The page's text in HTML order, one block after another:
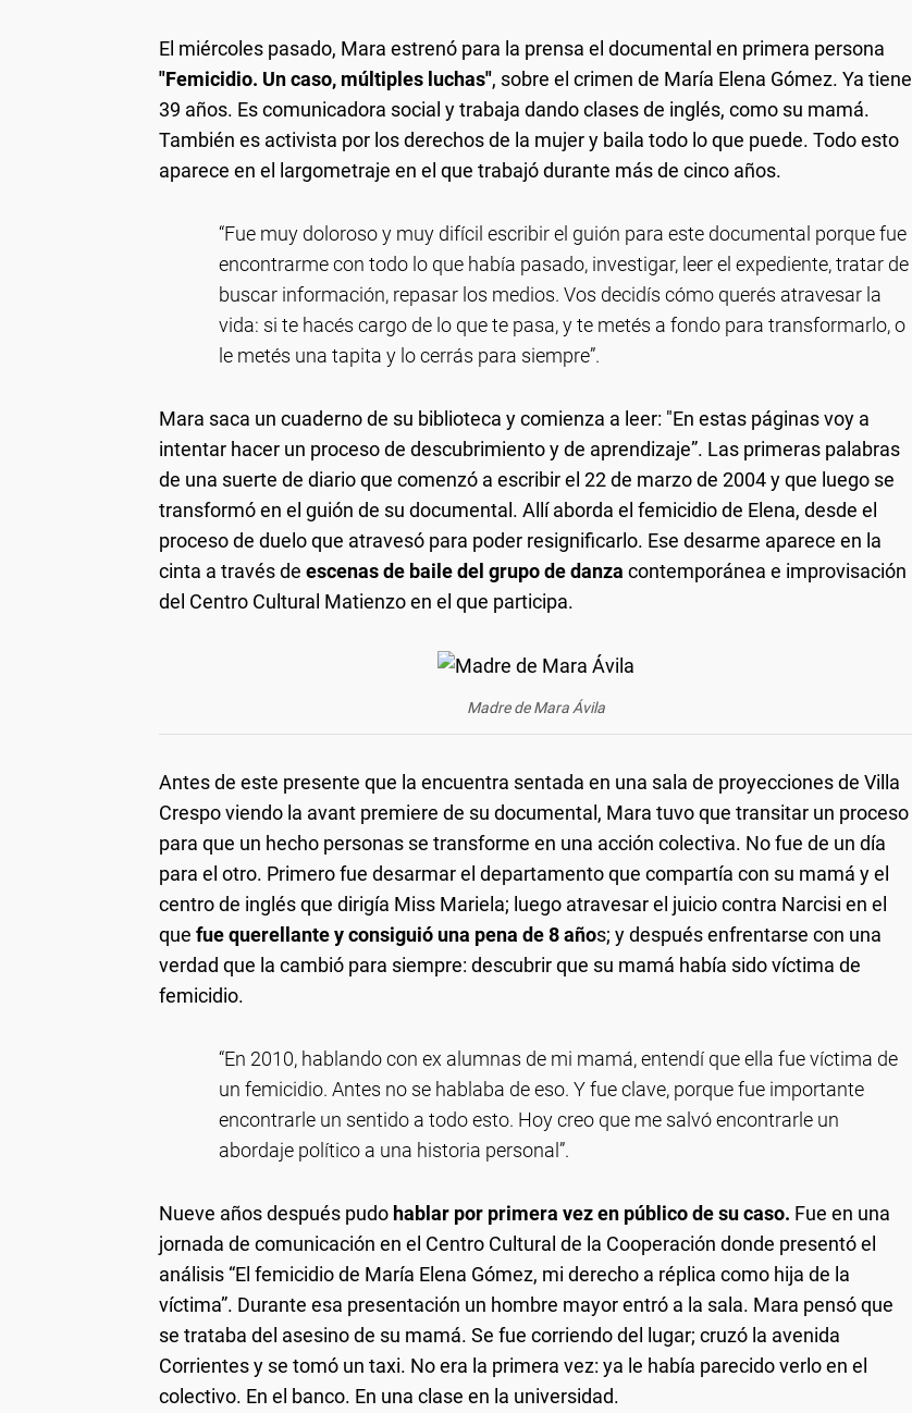
El miércoles pasado, Mara estrenó para la prensa el documental en primera persona
"Femicidio. Un caso, múltiples luchas", sobre el crimen de María Elena Gómez. Ya tiene
39 años. Es comunicadora social y trabaja dando clases de inglés, como su mamá.
También es activista por los derechos de la mujer y baila todo lo que puede. Todo esto
aparece en el largometraje en el que trabajó durante más de cinco años.
“Fue muy doloroso y muy difícil escribir el guión para este documental porque fue
encontrarme con todo lo que había pasado, investigar, leer el expediente, tratar de
buscar información, repasar los medios. Vos decidís cómo querés atravesar la
vida: si te hacés cargo de lo que te pasa, y te metés a fondo para transformarlo, o
le metés una tapita y lo cerrás para siempre”.
Mara saca un cuaderno de su biblioteca y comienza a leer: "En estas páginas voy a
intentar hacer un proceso de descubrimiento y de aprendizaje”. Las primeras palabras
de una suerte de diario que comenzó a escribir el 22 de marzo de 2004 y que luego se
transformó en el guión de su documental. Allí aborda el femicidio de Elena, desde el
proceso de duelo que atravesó para poder resignificarlo. Ese desarme aparece en la
cinta a través de escenas de baile del grupo de danza contemporánea e improvisación
del Centro Cultural Matienzo en el que participa.
Madre de Mara Ávila
Antes de este presente que la encuentra sentada en una sala de proyecciones de Villa
Crespo viendo la avant premiere de su documental, Mara tuvo que transitar un proceso
para que un hecho personas se transforme en una acción colectiva. No fue de un día
para el otro. Primero fue desarmar el departamento que compartía con su mamá y el
centro de inglés que dirigía Miss Mariela; luego atravesar el juicio contra Narcisi en el
que fue querellante y consiguió una pena de 8 años; y después enfrentarse con una
verdad que la cambió para siempre: descubrir que su mamá había sido víctima de
femicidio.
“En 2010, hablando con ex alumnas de mi mamá, entendí que ella fue víctima de
un femicidio. Antes no se hablaba de eso. Y fue clave, porque fue importante
encontrarle un sentido a todo esto. Hoy creo que me salvó encontrarle un
abordaje político a una historia personal”.
Nueve años después pudo hablar por primera vez en público de su caso. Fue en una
jornada de comunicación en el Centro Cultural de la Cooperación donde presentó el
análisis “El femicidio de María Elena Gómez, mi derecho a réplica como hija de la
víctima”. Durante esa presentación un hombre mayor entró a la sala. Mara pensó que
se trataba del asesino de su mamá. Se fue corriendo del lugar; cruzó la avenida
Corrientes y se tomó un taxi. No era la primera vez: ya le había parecido verlo en el
colectivo. En el banco. En una clase en la universidad.